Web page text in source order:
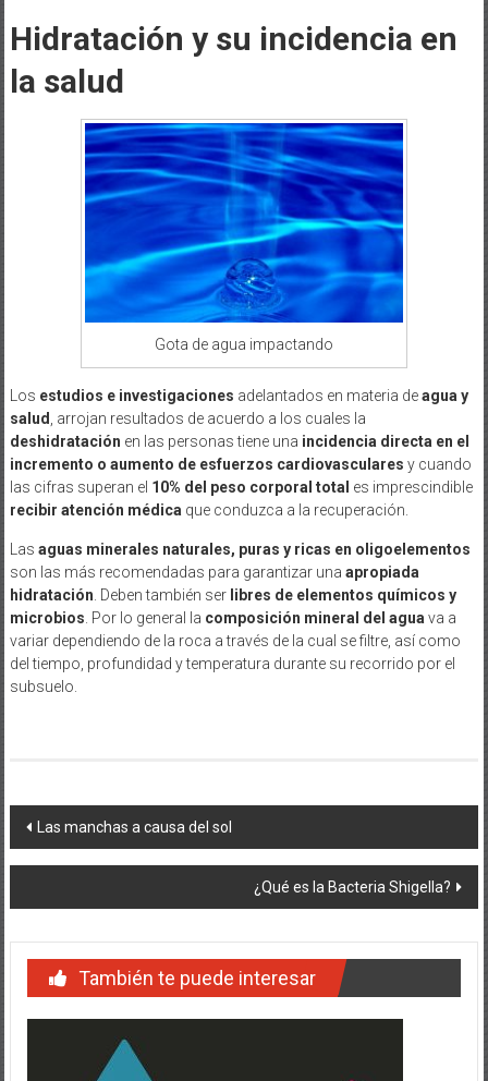
Hidratación y su incidencia en
la salud
Gota de agua impactando
Los estudios e investigaciones adelantados en materia deagua y
salud, arrojan resultados de acuerdo a los cuales la
deshidratación en las personas tiene una incidencia directa en el
incremento o aumento de esfuerzos cardiovasculares y cuando
las cifras superan el 10% del peso corporal total es imprescindible
recibir atención médicaque conduzca a la recuperación.
Las aguas minerales naturales, puras y ricas en oligoelementos
son las más recomendadas para garantizar una apropiada
hidratación. Deben también ser libres de elementos químicos y
microbios. Por lo general la composición mineral del aguava a
variar dependiendo de la roca a través de la cual se filtre, así como
del tiempo, profundidad y temperatura durante su recorrido por el
subsuelo.
Navegación
de
entradas
Las manchas a causa del sol
¿Qué es la Bacteria Shigella?
También te puede interesar